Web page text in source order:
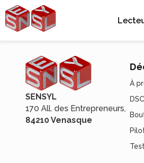
SENSYL
170 All. des Entrepreneurs,
84210 Venasque
À